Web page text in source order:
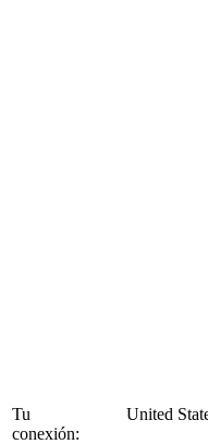
Tu
conexión:
United